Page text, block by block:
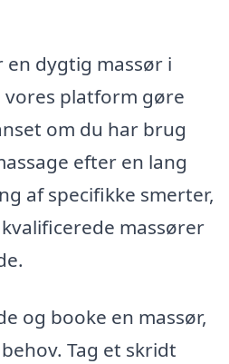
dygtig massør i
platform gøre
om du har brug
efter en lang
af specifikke smerter,
massører
og booke en massør,
Tag et skridt